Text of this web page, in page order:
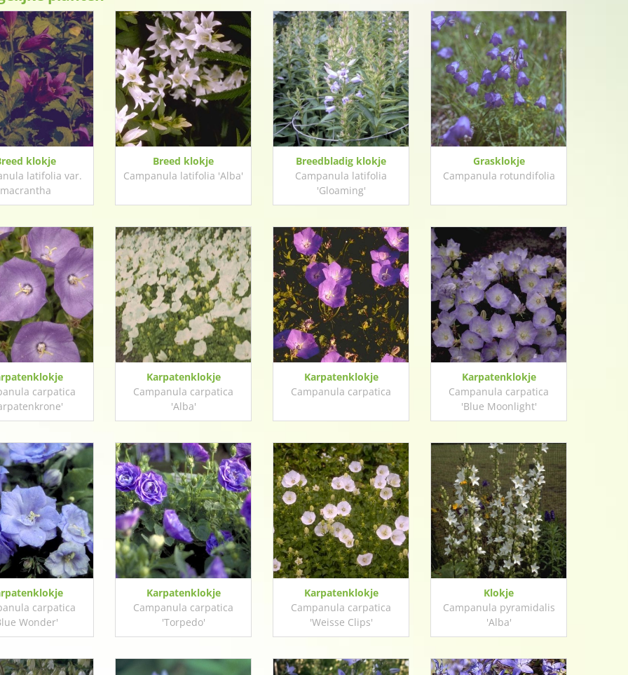
klokje
latifolia var.
macrantha
Breed klokje
Campanula latifolia 'Alba'
Breedbladig klokje
Campanula latifolia
'Gloaming'
Grasklokje
Campanula rotundifolia
carpatica
Karpatenklokje
Campanula carpatica
'Alba'
Karpatenklokje
Campanula carpatica
Karpatenklokje
Campanula carpatica
'Blue Moonlight'
carpatica
Wonder'
Karpatenklokje
Campanula carpatica
'Torpedo'
Karpatenklokje
Campanula carpatica
'Weisse Clips'
Klokje
Campanula pyramidalis
'Alba'